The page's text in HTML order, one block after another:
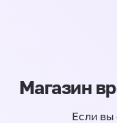
Магазин
Если вы